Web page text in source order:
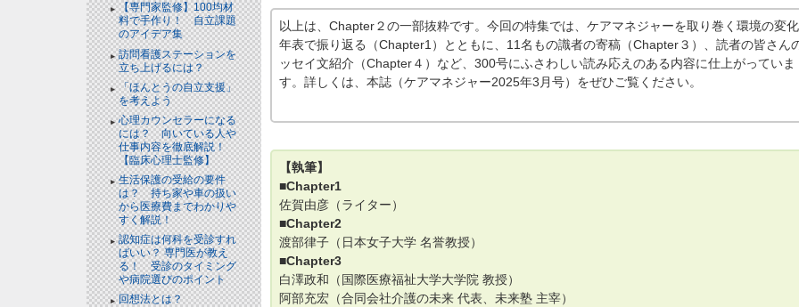
【専門家監修】100均材
料で手作り！ 自立課題
のアイデア集
訪問看護ステーションを
立ち上げるには？
「ほんとうの自立支援」
を考えよう
心理カウンセラーになる
には？ 向いている人や
仕事内容を徹底解説！
【臨床心理士監修】
生活保護の受給の要件
は？ 持ち家や車の扱い
から医療費までわかりや
すく解説！
認知症は何科を受診すれ
ばいい？ 専門医が教え
る！ 受診のタイミング
や病院選びのポイント
回想法とは？
以上は、Chapter２の一部抜粋です。今回の特集では、ケアマネジャーを取り巻く環境の変
年表で振り返る（Chapter1）とともに、11名もの識者の寄稿（Chapter３）、読者の皆さん
ッセイ文紹介（Chapter４）など、300号にふさわしい読み応えのある内容に仕上がっていま
す。詳しくは、本誌（ケアマネジャー2025年3月号）をぜひご覧ください。
【執筆】
■Chapter1
佐賀由彦（ライター）
■Chapter2
渡部律子（日本女子大学 名誉教授）
■Chapter3
白澤政和（国際医療福祉大学大学院 教授）
阿部充宏（合同会社介護の未来 代表、未来塾 主宰）